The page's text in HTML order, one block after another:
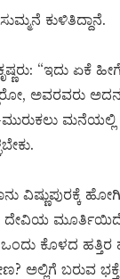
ಕುಳಿತಿದ್ದಾನೆ.
“ಇದು ಏಕೆ
ಅವರವರು
ವಿಷ್ಣುಪುರಕ್ಕೆ
ಮೂರ್ತಿಯಿದೆ. ಆ
ಒಂದು ಕೊಳದ
ಅಲ್ಲಿಗೆ ಬರುವ